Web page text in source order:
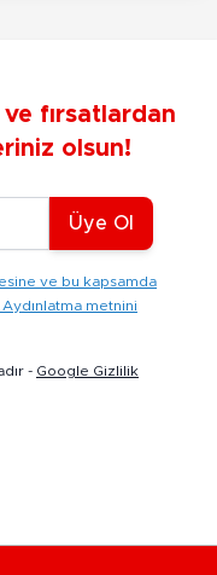
fırsatlardan
olsun!
Adresiniz
Üye Ol
ve bu kapsamda
metnini
- Google Gizlilik